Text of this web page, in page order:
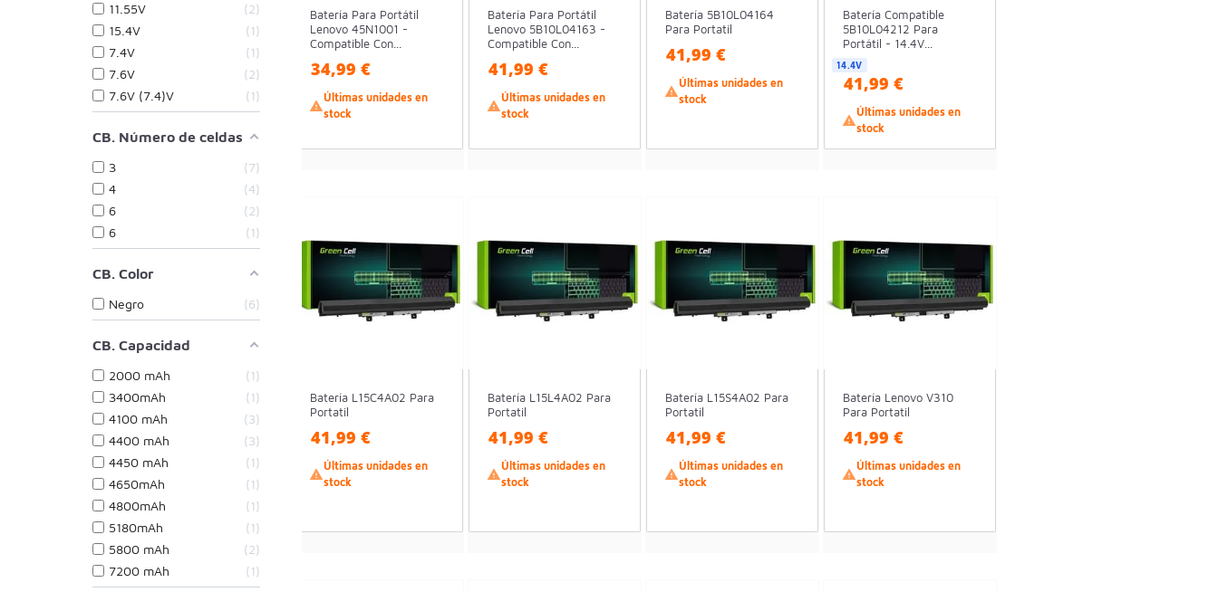
11.55V
2
15.4V
1
7.4V
1
7.6V
2
7.6V (7.4)V
1
CB. Número de celdas
3
7
4
4
6
2
6
1
CB. Color
Negro 6
CB. Capacidad
2000 mAh
1
3400mAh
1
4100 mAh
3
4400 mAh
3
4450 mAh
1
4650mAh
1
4800mAh
1
5180mAh
1
5800 mAh
2
7200 mAh
1
Batería Para Portátil
Lenovo 45N1001 -
Compatible Con...
34,99 €

Últimas unidades en
stock
Batería Para Portátil
Lenovo 5B10L04163 -
Compatible Con...
41,99 €

Últimas unidades en
stock
Batería 5B10L04164
Para Portatil
41,99 €

Últimas unidades en
stock
Batería Compatible
5B10L04212 Para
Portátil - 14.4V...
14.4V
41,99 €

Últimas unidades en
stock
Batería L15C4A02 Para
Portatil
41,99 €

Últimas unidades en
stock
Batería L15L4A02 Para
Portatil
41,99 €

Últimas unidades en
stock
Batería L15S4A02 Para
Portatil
41,99 €

Últimas unidades en
stock
Batería Lenovo V310
Para Portatil
41,99 €

Últimas unidades en
stock